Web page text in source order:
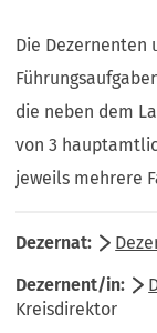
Die Dezernenten
die neben dem
von 3
jeweils mehrere
Kreisdirektor